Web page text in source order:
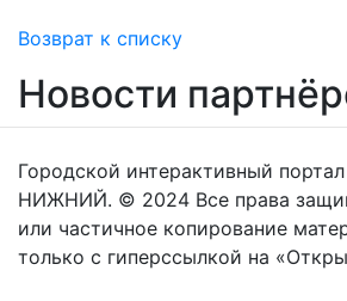
Возврат к списку
Новости
Городской интерактивный
НИЖНИЙ. © 2024 Все права
или частичное копирование
только с гиперссылкой на